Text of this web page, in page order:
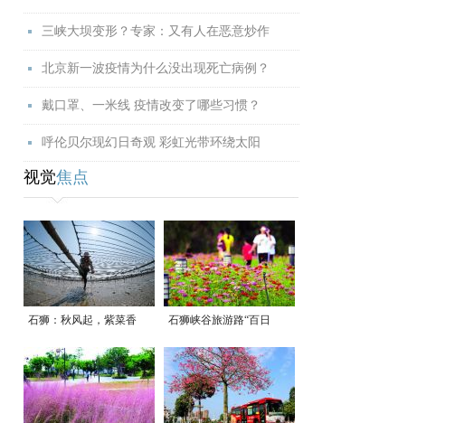
三峡大坝变形？专家：又有人在恶意炒作
北京新一波疫情为什么没出现死亡病例？
戴口罩、一米线 疫情改变了哪些习惯？
呼伦贝尔现幻日奇观 彩虹光带环绕太阳
视觉焦点
石狮：秋风起，紫菜香 石狮峡谷旅游路“百日
草”争相斗艳